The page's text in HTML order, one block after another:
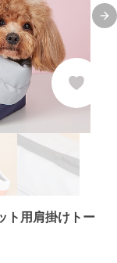
ト用肩掛けトー